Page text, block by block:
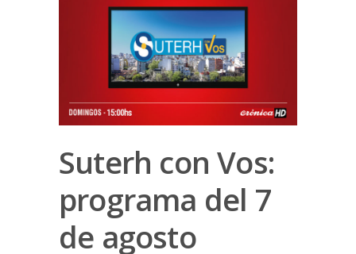
Suterh con Vos:
programa del 7
de agosto